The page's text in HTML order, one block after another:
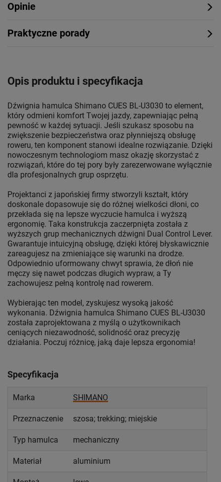
Opinie
Praktyczne porady
Opis produktu i specyfikacja
Dźwignia hamulca Shimano CUES BL-U3030 to element,
który odmieni komfort Twojej jazdy, zapewniając pełną
pewność w każdej sytuacji. Jeśli szukasz sposobu na
zwiększenie bezpieczeństwa oraz płynniejszą obsługę
roweru, ten komponent stanowi idealne rozwiązanie. Dzięki
nowoczesnym technologiom masz okazję skorzystać z
rozwiązań, które do tej pory były zarezerwowane wyłącznie
dla profesjonalnych grup osprzętu.
Projektanci z japońskiej firmy stworzyli kształt, który
doskonale dopasowuje się do różnej wielkości dłoni, co
przekłada się na lepsze wyczucie hamulca i wyższą
ergonomię. Taka konstrukcja zaczerpnięta została z
wyższych grup mechanicznych dźwigni Dual Control Lever.
Gwarantuje intuicyjną obsługę, dzięki której błyskawicznie
zareagujesz na zmieniające się warunki na drodze.
Odpowiednio uformowany chwyt sprawia, że dłoń nie
męczy się nawet podczas długich wypraw, a Ty
zachowujesz pełną kontrolę nad rowerem.
Wybierając ten model, zyskujesz wysoką jakość
wykonania. Dźwignia hamulca Shimano CUES BL-U3030
została zaprojektowana z myślą o użytkownikach
ceniących niezawodność, solidność oraz precyzję
działania. Poczuj różnicę, jaką daje lepsza ergonomia!
Specyfikacja
Marka SHIMANO
Przeznaczenie szosa; trekking; miejskie
Typ hamulca mechaniczny
Materiał aluminium